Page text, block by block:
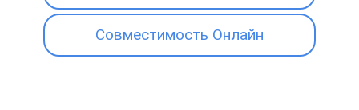
Совместимость Онлайн